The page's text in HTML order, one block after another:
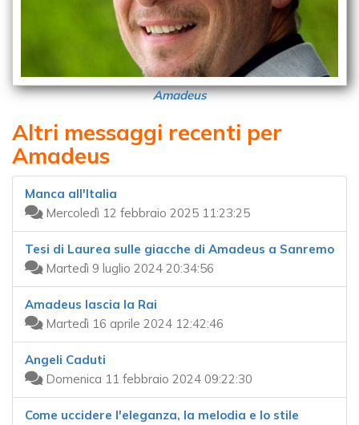
Amadeus
Altri messaggi recenti per
Amadeus
Manca all'Italia
Mercoledì 12 febbraio 2025 11:23:25
Tesi di Laurea sulle giacche di Amadeus a Sanremo
Martedì 9 luglio 2024 20:34:56
Amadeus lascia la Rai
Martedì 16 aprile 2024 12:42:46
Angeli Caduti
Domenica 11 febbraio 2024 09:22:30
Come uccidere l'eleganza, la melodia e lo stile